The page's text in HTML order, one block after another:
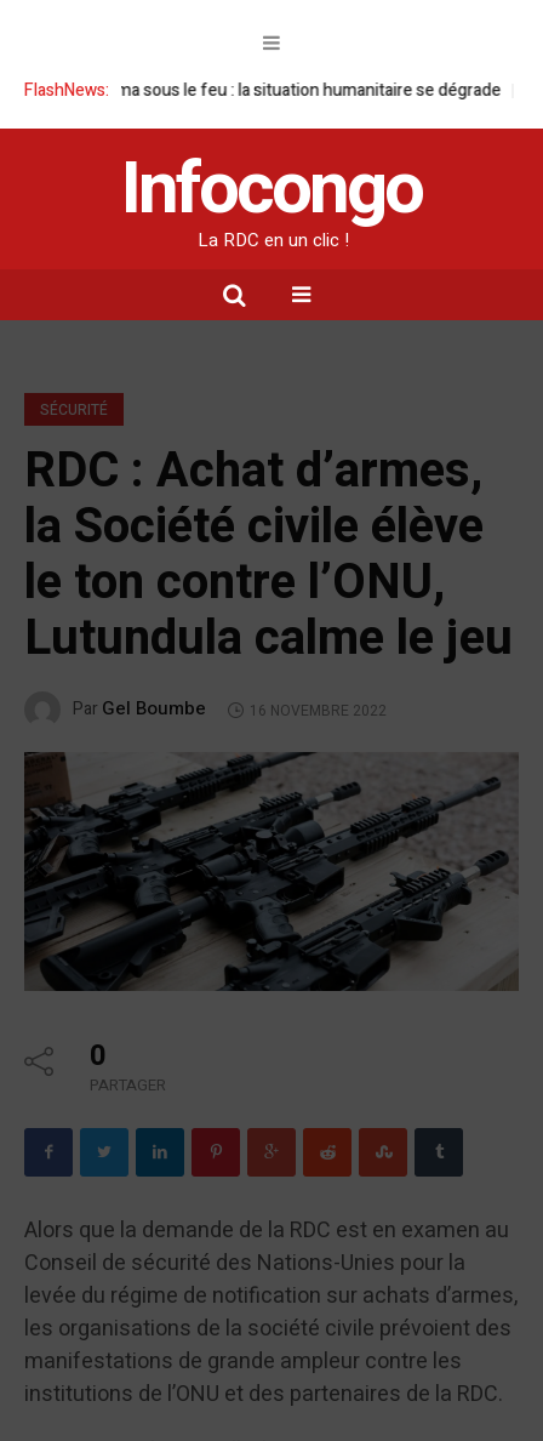
FlashNews:
Goma sous le feu : la situation humanitaire se dégrade William
Infocongo
La RDC en un clic !
SÉCURITÉ
RDC : Achat d’armes,
la Société civile élève
le ton contre l’ONU,
Lutundula calme le jeu
Par Gel Boumbe 16 NOVEMBRE 2022
0
PARTAGER
Alors que la demande de la RDC est en examen au
Conseil de sécurité des Nations-Unies pour la
levée du régime de notification sur achats d’armes,
les organisations de la société civile prévoient des
manifestations de grande ampleur contre les
institutions de l’ONU et des partenaires de la RDC.